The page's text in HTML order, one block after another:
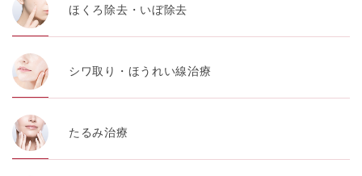
ほくろ除去・いぼ除去
シワ取り・ほうれい線治療
たるみ治療